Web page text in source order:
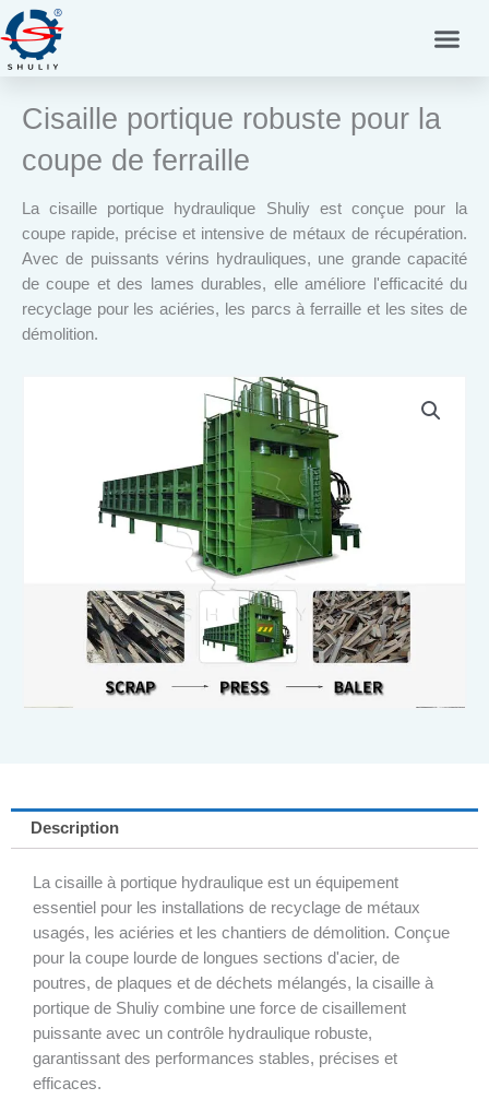
Aller
au
contenu
Cisaille portique robuste pour la
coupe de ferraille
La cisaille portique hydraulique Shuliy est conçue pour la
coupe rapide, précise et intensive de métaux de récupération.
Avec de puissants vérins hydrauliques, une grande capacité
de coupe et des lames durables, elle améliore l'efficacité du
recyclage pour les aciéries, les parcs à ferraille et les sites de
démolition.
Description
La cisaille à portique hydraulique est un équipement
essentiel pour les installations de recyclage de métaux
usagés, les aciéries et les chantiers de démolition. Conçue
pour la coupe lourde de longues sections d'acier, de
poutres, de plaques et de déchets mélangés, la cisaille à
portique de Shuliy combine une force de cisaillement
puissante avec un contrôle hydraulique robuste,
garantissant des performances stables, précises et
efficaces.